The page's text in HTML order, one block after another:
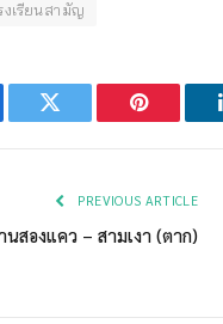
งเรียนสามัญ
Twitter Pinterest
PREVIOUS ARTICLE
สองแคว – สามเงา (ตาก)